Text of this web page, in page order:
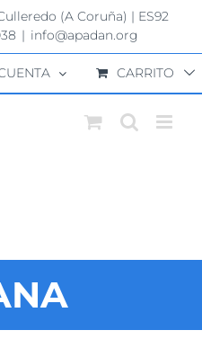
(A Coruña) | ES92
| info@apadan.org
CARRITO